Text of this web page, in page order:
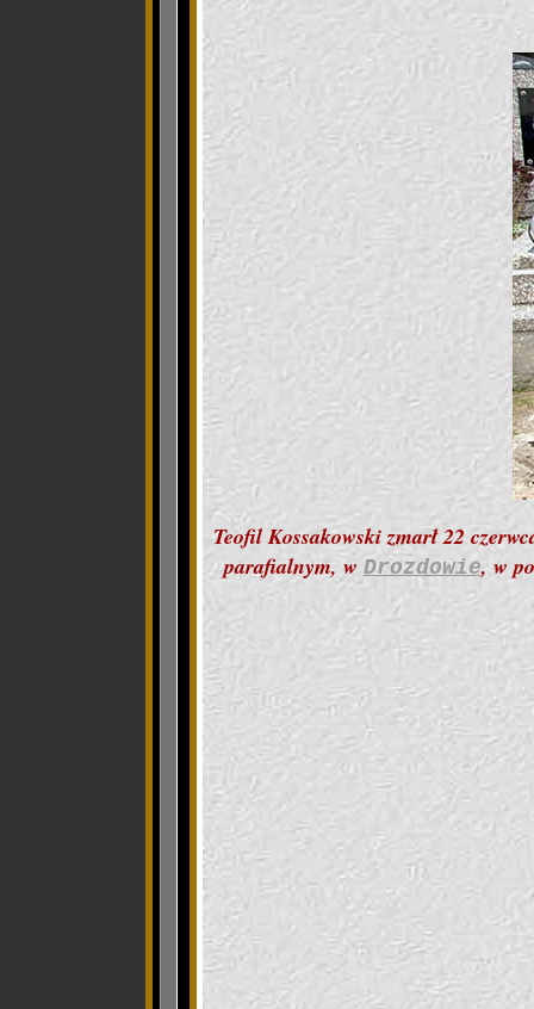
Teofil Kossakowski zmarł 22
parafialnym, w Drozdowie, w